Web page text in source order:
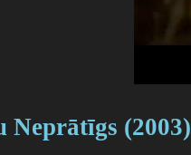
Neprātīgs (2003)